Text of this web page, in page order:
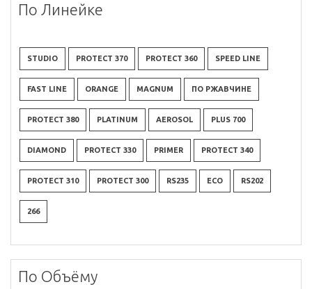
По Линейке
STUDIO PROTECT 370 PROTECT 360 SPEED LINE
FAST LINE ORANGE MAGNUM ПО РЖАВЧИНЕ
PROTECT 380 PLATINUM AEROSOL PLUS 700
DIAMOND PROTECT 330 PRIMER PROTECT 340
PROTECT 310 PROTECT 300 RS235 ECO RS202
266
По Объёму